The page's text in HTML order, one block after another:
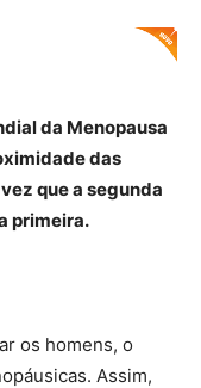
da Menopausa
das
que a segunda
primeira.
os homens, o
Assim,